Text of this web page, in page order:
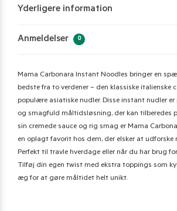
Yderligere information
Anmeldelser 0
Mama Carbonara Instant Noodles bringer en
bedste fra to verdener – den klassiske italienske
populære asiatiske nudler. Disse instant nudler
og smagfuld måltidsløsning, der kan tilberedes
sin cremede sauce og rig smag er Mama
en oplagt favorit hos dem, der elsker at udforske
Perfekt til travle hverdage eller når du har brug
Tilføj din egen twist med ekstra toppings som
æg for at gøre måltidet helt unikt.